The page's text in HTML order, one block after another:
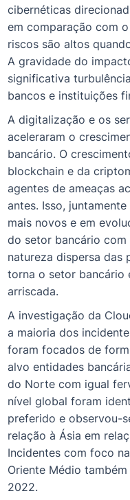
cibernéticas
em comparação com
riscos são altos
A gravidade do
significativa
bancos e instituições
A digitalização e os
aceleraram o
bancário. O
blockchain e da
agentes de ameaças
antes. Isso,
mais novos e em
do setor bancário com
natureza dispersa das
torna o setor bancário
arriscada.
A investigação da
a maioria dos
foram focados de
alvo entidades
do Norte com igual
nível global foram
preferido e observou-
relação à Ásia em
Incidentes com foco
Oriente Médio
2022.